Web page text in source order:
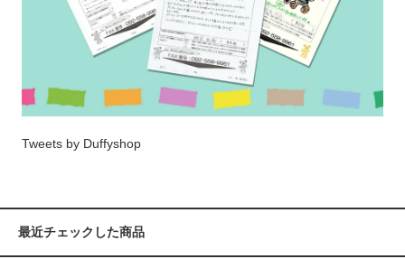
Tweets by Duffyshop
最近チェックした商品